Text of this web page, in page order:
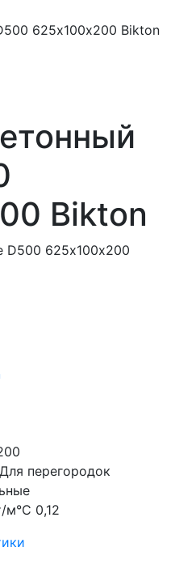
625х100х200 Bikton
Bikton
Для перегородок
м°С 0,12